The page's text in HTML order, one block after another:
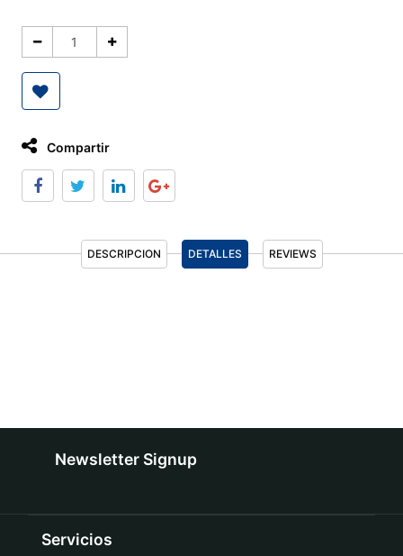
Compartir
DESCRIPCION DETALLES REVIEWS
Newsletter Signup
Servicios